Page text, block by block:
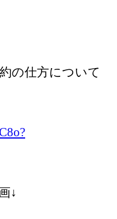
の仕方について
↓